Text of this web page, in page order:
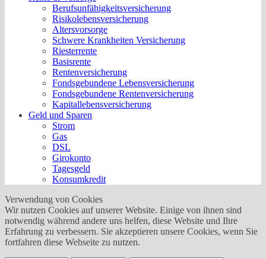
Berufs­unfähigkeitsversicherung
Risikolebensversicherung
Altersvorsorge
Schwere Krankheiten Versicherung
Riesterrente
Basisrente
Rentenversicherung
Fondsgebundene Lebensversicherung
Fondsgebundene Rentenversicherung
Kapitallebensversicherung
Geld und Sparen
Strom
Gas
DSL
Girokonto
Tagesgeld
Konsumkredit
Verwendung von Cookies
Wir nutzen Cookies auf unserer Website. Einige von ihnen sind
notwendig während andere uns helfen, diese Website und Ihre
Erfahrung zu verbessern. Sie akzeptieren unsere Cookies, wenn Sie
fortfahren diese Webseite zu nutzen.